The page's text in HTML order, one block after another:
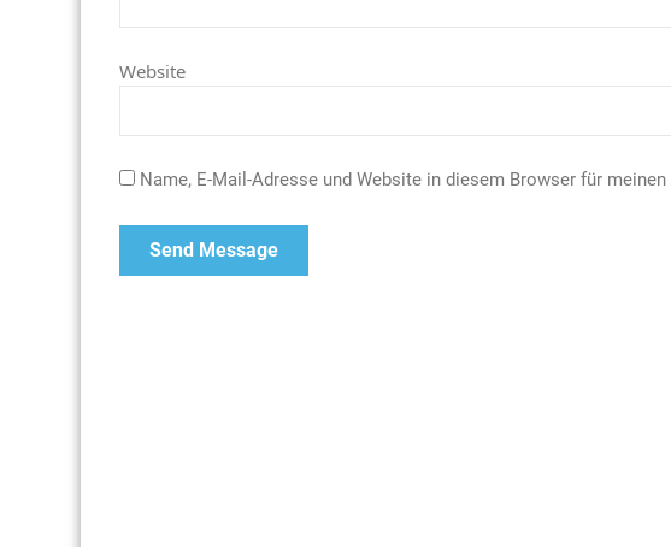
Website
Name, E-Mail-Adresse und Website in diesem Browser für